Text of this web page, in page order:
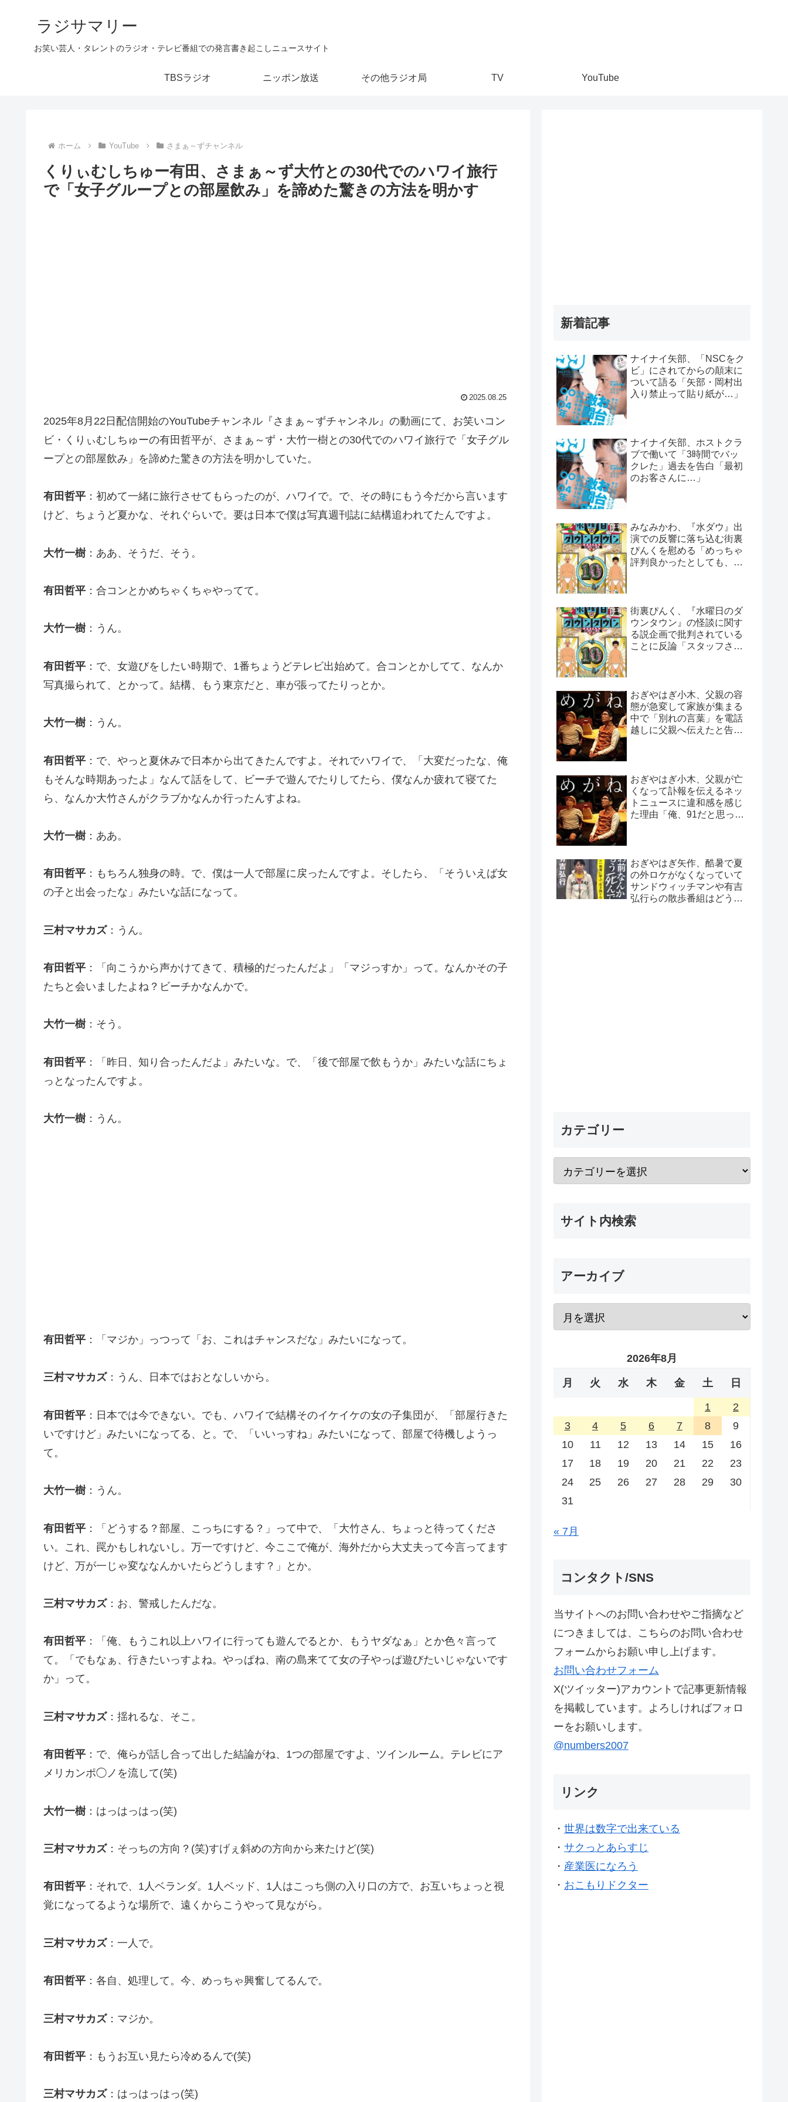
ラジサマリー
お笑い芸人・タレントのラジオ・テレビ番組での発言書き起こしニュースサイト
TBSラジオ ニッポン放送 その他ラジオ局 TV YouTube
ホーム YouTube さまぁ～ずチャンネル
くりぃむしちゅー有田、さまぁ～ず大竹との30代でのハワイ旅行
で「女子グループとの部屋飲み」を諦めた驚きの方法を明かす
2025.08.25
2025年8月22日配信開始のYouTubeチャンネル『さまぁ～ずチャンネル』の動画にて、お笑いコン
ビ・くりぃむしちゅーの有田哲平が、さまぁ～ず・大竹一樹との30代でのハワイ旅行で「女子グル
ープとの部屋飲み」を諦めた驚きの方法を明かしていた。
有田哲平 ：初めて一緒に旅行させてもらったのが、ハワイで。で、その時にもう今だから言います
けど、ちょうど夏かな、それぐらいで。要は日本で僕は写真週刊誌に結構追われてたんですよ。
大竹一樹：ああ、そうだ、そう。
有田哲平 ：合コンとかめちゃくちゃやってて。
大竹一樹：うん。
有田哲平 ：で、女遊びをしたい時期で、1番ちょうどテレビ出始めて。合コンとかしてて、なんか
写真撮られて、とかって。結構、もう東京だと、車が張ってたりっとか。
大竹一樹：うん。
有田哲平 ：で、やっと夏休みで日本から出てきたんですよ。それでハワイで、「大変だったな、俺
もそんな時期あったよ」なんて話をして、ビーチで遊んでたりしてたら、僕なんか疲れて寝てた
ら、なんか大竹さんがクラブかなんか行ったんすよね。
大竹一樹：ああ。
有田哲平 ：もちろん独身の時。で、僕は一人で部屋に戻ったんですよ。そしたら、「そういえば女
の子と出会ったな」みたいな話になって。
三村マサカズ：うん。
有田哲平 ：「向こうから声かけてきて、積極的だったんだよ」「マジっすか」って。なんかその子
たちと会いましたよね？ビーチかなんかで。
大竹一樹：そう。
有田哲平 ：「昨日、知り合ったんだよ」みたいな。で、「後で部屋で飲もうか」みたいな話にちょ
っとなったんですよ。
大竹一樹：うん。
有田哲平 ：「マジか」っつって「お、これはチャンスだな」みたいになって。
三村マサカズ：うん、日本ではおとなしいから。
有田哲平 ：日本では今できない。でも、ハワイで結構そのイケイケの女の子集団が、「部屋行きた
いですけど」みたいになってる、と。で、「いいっすね」みたいになって、部屋で待機しようっ
て。
大竹一樹：うん。
有田哲平 ：「どうする？部屋、こっちにする？」って中で、「大竹さん、ちょっと待ってくださ
い。これ、罠かもしれないし。万一ですけど、今ここで俺が、海外だから大丈夫って今言ってます
けど、万が一じゃ変ななんかいたらどうします？」とか。
三村マサカズ：お、警戒したんだな。
有田哲平 ：「俺、もうこれ以上ハワイに行っても遊んでるとか、もうヤダなぁ」とか色々言って
て。「でもなぁ、行きたいっすよね。やっぱね、南の島来てて女の子やっぱ遊びたいじゃないです
か」って。
三村マサカズ：揺れるな、そこ。
有田哲平 ：で、俺らが話し合って出した結論がね、1つの部屋ですよ、ツインルーム。テレビにア
メリカンポ◯ノを流して(笑)
大竹一樹：はっはっはっ(笑)
三村マサカズ：そっちの方向？(笑)すげぇ斜めの方向から来たけど(笑)
有田哲平 ：それで、1人ベランダ。1人ベッド、1人はこっち側の入り口の方で、お互いちょっと視
覚になってるような場所で、遠くからこうやって見ながら。
三村マサカズ：一人で。
有田哲平 ：各自、処理して。今、めっちゃ興奮してるんで。
三村マサカズ：マジか。
有田哲平 ：もうお互い見たら冷めるんで(笑)
三村マサカズ：はっはっはっ(笑)
新着記事
ナイナイ矢部、「NSCをク
ビ」にされてからの顛末に
ついて語る「矢部・岡村出
入り禁止って貼り紙が…」
ナイナイ矢部、ホストクラ
ブで働いて「3時間でバッ
クレた」過去を告白「最初
のお客さんに…」
みなみかわ、『水ダウ』出
演での反響に落ち込む街裏
ぴんくを慰める「めっちゃ
評判良かったとしても、や
街裏ぴんく、『水曜日のダ
ウンタウン』の怪談に関す
る説企画で批判されている
ことに反論「スタッフさん
おぎやはぎ小木、父親の容
態が急変して家族が集まる
中で「別れの言葉」を電話
越しに父親へ伝えたと告白
おぎやはぎ小木、父親が亡
くなって訃報を伝えるネッ
トニュースに違和感を感じ
た理由「俺、91だと思って
おぎやはぎ矢作、酷暑で夏
の外ロケがなくなっていて
サンドウィッチマンや有吉
弘行らの散歩番組はどうし
カテゴリー
サイト内検索
アーカイブ
2026年8月
月 火 水 木 金 土 日
1
2
3
4 5 6 7 8
9
10
11 12 13 14 15
16
17
18 19 20 21 22
23
24
25 26 27 28 29
30
31
« 7月
コンタクト/SNS
当サイトへのお問い合わせやご指摘など
につきましては、こちらのお問い合わせ
フォームからお願い申し上げます。
お問い合わせフォーム
X(ツイッター)アカウントで記事更新情報
を掲載しています。よろしければフォロ
ーをお願いします。
@numbers2007
リンク
・ 世界は数字で出来ている
・ サクっとあらすじ
・ 産業医になろう
・ おこもりドクター